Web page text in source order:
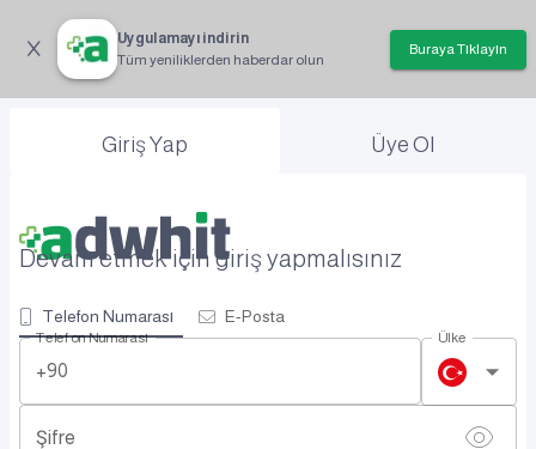
Uygulamayı indirin
Tüm yeniliklerden haberdar olun
Buraya Tıklayın
Giriş Yap Üye Ol
Devam etmek için giriş yapmalısınız
Telefon Numarası E-Posta
Telefon Numarası
+90
Ülke
Şifre